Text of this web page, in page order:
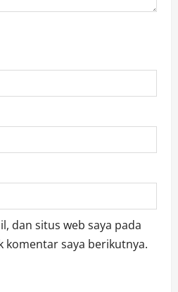
dan situs web saya pada
komentar saya berikutnya.